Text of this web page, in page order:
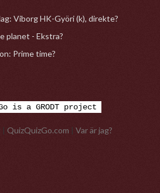
Viborg HK-Györi (k), direkte?
planet - Ekstra?
Prime time?
is a GRODT project
QuizQuizGo.com | Var är jag?